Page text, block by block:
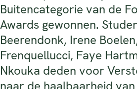
Buitencategorie van de
Awards gewonnen.
Beerendonk, Irene
Frenquellucci, Faye
Nkouka deden voor
naar de haalbaarheid